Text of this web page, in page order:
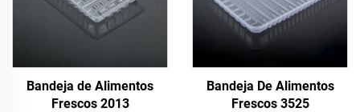
Bandeja de Alimentos
Frescos 2013
Bandeja De Alimentos
Frescos 3525